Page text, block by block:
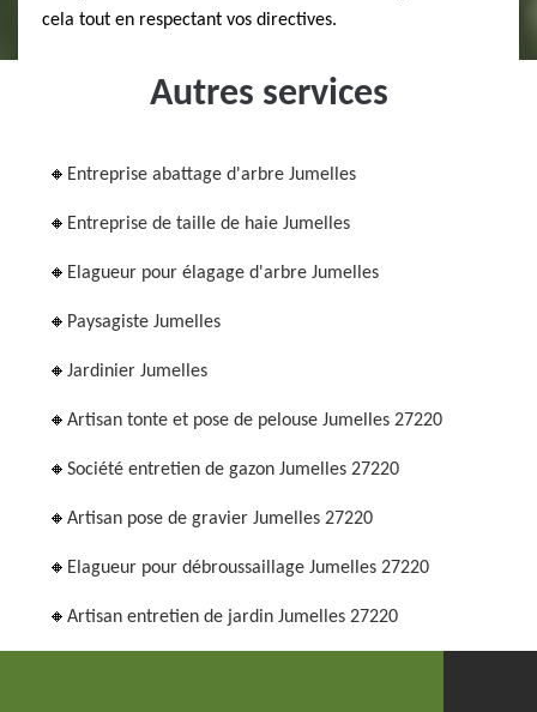
cela tout en respectant vos directives.
Autres services
Entreprise abattage d'arbre Jumelles
Entreprise de taille de haie Jumelles
Elagueur pour élagage d'arbre Jumelles
Paysagiste Jumelles
Jardinier Jumelles
Artisan tonte et pose de pelouse Jumelles 27220
Société entretien de gazon Jumelles 27220
Artisan pose de gravier Jumelles 27220
Elagueur pour débroussaillage Jumelles 27220
Artisan entretien de jardin Jumelles 27220